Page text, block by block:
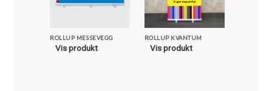
ROLLUP MESSEVEGG
Vis produkt
ROLLUP KVANTUM
Vis produkt